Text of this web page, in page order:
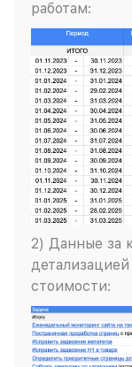
работам:
2) Данные за
стоимости: